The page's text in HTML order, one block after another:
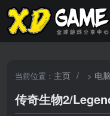
当前位置： 主页 / > 电
传奇生物2/